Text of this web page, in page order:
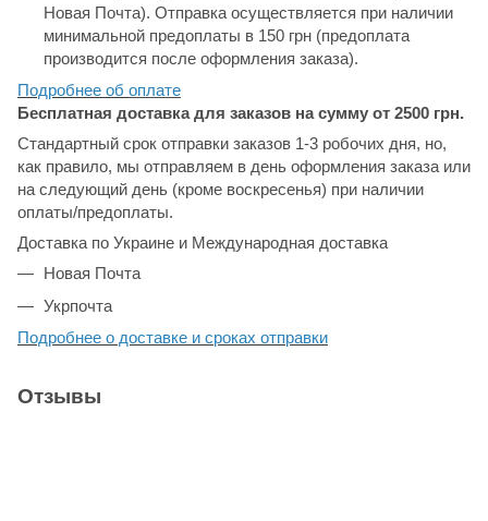
Новая Почта). Отправка осуществляется при наличии
минимальной предоплаты в 150 грн (предоплата
производится после оформления заказа).
Подробнее об оплате
Бесплатная доставка для заказов на сумму от 2500 грн.
Стандартный срок отправки заказов 1-3 робочих дня, но,
как правило, мы отправляем в день оформления заказа или
на следующий день (кроме воскресенья) при наличии
оплаты/предоплаты.
Доставка по Украине и Международная доставка
Новая Почта
Укрпочта
Подробнее о доставке и сроках отправки
Отзывы